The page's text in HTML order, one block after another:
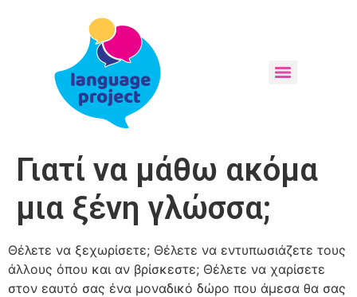
Γιατί να μάθω ακόμα
μια ξένη γλώσσα;
Θέλετε να ξεχωρίσετε; Θέλετε να εντυπωσιάζετε τους
άλλους όπου και αν βρίσκεστε; Θέλετε να χαρίσετε
στον εαυτό σας ένα μοναδικό δώρο που άμεσα θα σας